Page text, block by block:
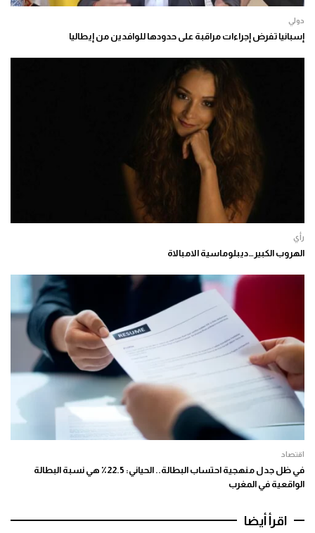
دولي
إسبانيا تفرض إجراءات مراقبة على حدودها للوافدين من إيطاليا
رأي
الهروب الكبير…ديبلوماسية الامبالاة
اقتصاد
في ظل جدل منهجية احتساب البطالة.. الحياني: 22.5٪ هي نسبة البطالة
الواقعية في المغرب
اقرأ أيضا